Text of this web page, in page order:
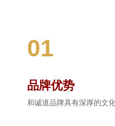
01
品牌优势
和诚道品牌具有深厚的文